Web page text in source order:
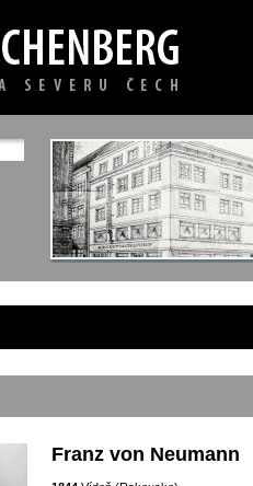
Franz von Neumann